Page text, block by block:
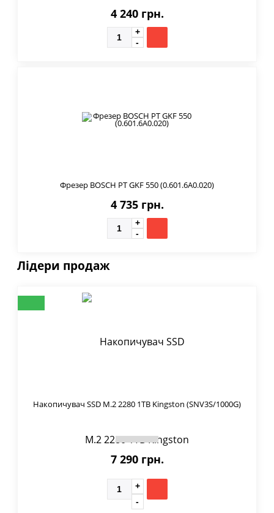
4 240 грн.
Фрезер BOSCH PT GKF 550 (0.601.6A0.020)
4 735 грн.
Лідери продаж
Накопичувач SSD M.2 2280 1TB Kingston (SNV3S/1000G)
7 290 грн.